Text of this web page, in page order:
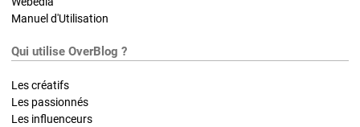
Manuel d'Utilisation
Qui utilise OverBlog ?
Les créatifs
Les passionnés
Les influenceurs